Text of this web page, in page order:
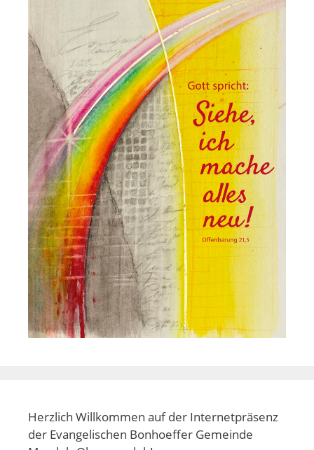
Herzlich Willkommen auf der Internetpräsenz
der Evangelischen Bonhoeffer Gemeinde